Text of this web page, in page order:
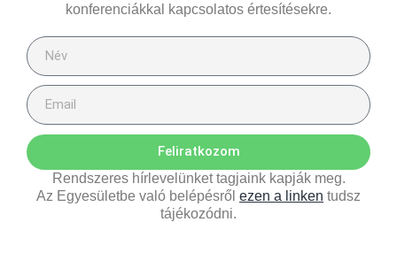
konferenciákkal kapcsolatos értesítésekre.
Feliratkozom
Rendszeres hírlevelünket tagjaink kapják meg.
Az Egyesületbe való belépésről ezen a linken tudsz
tájékozódni.